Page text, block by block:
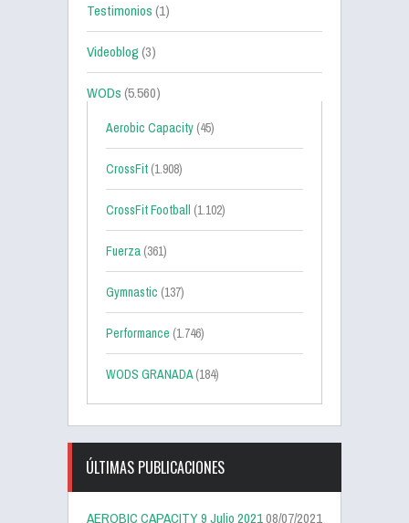
Testimonios(1)
Videoblog(3)
WODs(5.560)
Aerobic Capacity (45)
CrossFit (1.908)
CrossFit Football (1.102)
Fuerza (361)
Gymnastic (137)
Performance (1.746)
WODS GRANADA(184)
ÚLTIMAS PUBLICACIONES
AEROBIC CAPACITY 9 Julio 202108/07/2021